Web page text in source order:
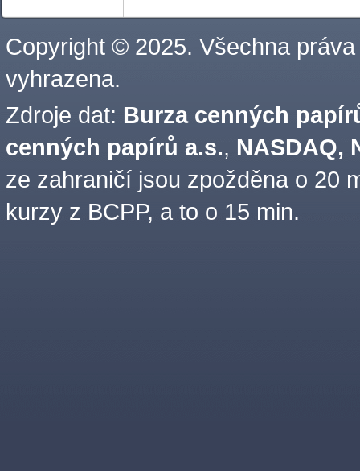
Copyright © 2025. Všechna práva
vyhrazena.
Zdroje dat: Burza cenných
cenných papírů a.s., NASDAQ,
ze zahraničí jsou zpožděna o 20
kurzy z BCPP, a to o 15 min.